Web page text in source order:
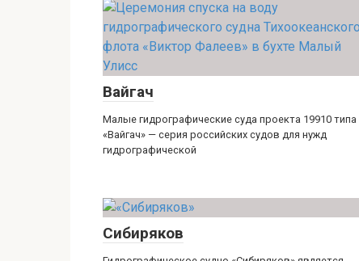
Вайгач
Малые гидрографические суда проекта 19910 типа
«Вайгач» — серия российских судов для нужд
гидрографической
Сибиряков